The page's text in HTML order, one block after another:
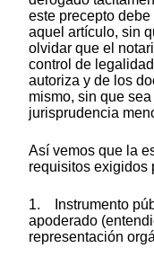
este precepto
aquel artículo, sin
olvidar que el
control de
autoriza y de los
mismo, sin que
jurisprudencia
Así vemos que la
requisitos exigidos
1. Instrumento
apoderado
representación